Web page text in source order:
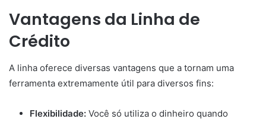
Vantagens da Linha de
Crédito
A linha oferece diversas vantagens que a tornam uma
ferramenta extremamente útil para diversos fins:
Flexibilidade: Você só utiliza o dinheiro quando